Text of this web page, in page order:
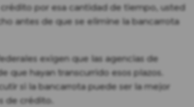
por esa cantidad de tiempo, usted
antes de que se elimine la bancarrota
exigen que las agencias de
hayan transcurrido esos plazos.
si la bancarrota puede ser la mejor
de crédito.